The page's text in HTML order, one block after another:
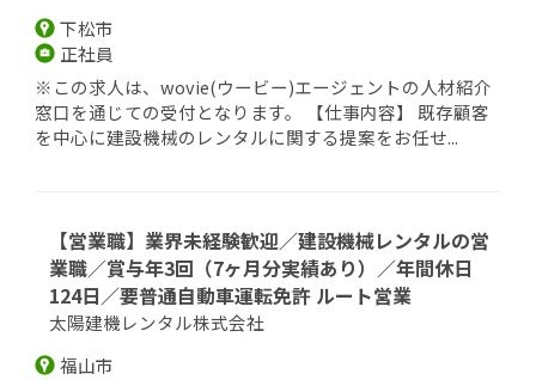
下松市
正社員
※この求人は、wovie(ウービー)エージェントの人材紹介
窓口を通じての受付となります。 【仕事内容】 既存顧客
を中心に建設機械のレンタルに関する提案をお任せ...
【営業職】業界未経験歓迎／建設機械レンタルの営
業職／賞与年3回（7ヶ月分実績あり）／年間休日
124日／要普通自動車運転免許 ルート営業
太陽建機レンタル株式会社
福山市